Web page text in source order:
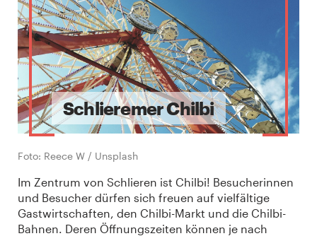
Schlieremer Chilbi
Foto: Reece W / Unsplash
Im Zentrum von Schlieren ist Chilbi! Besucherinnen
und Besucher dürfen sich freuen auf vielfältige
Gastwirtschaften, den Chilbi-Markt und die Chilbi-
Bahnen. Deren Öffnungszeiten können je nach